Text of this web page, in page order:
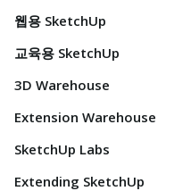
웹용 SketchUp
교육용 SketchUp
3D Warehouse
Extension Warehouse
SketchUp Labs
Extending SketchUp